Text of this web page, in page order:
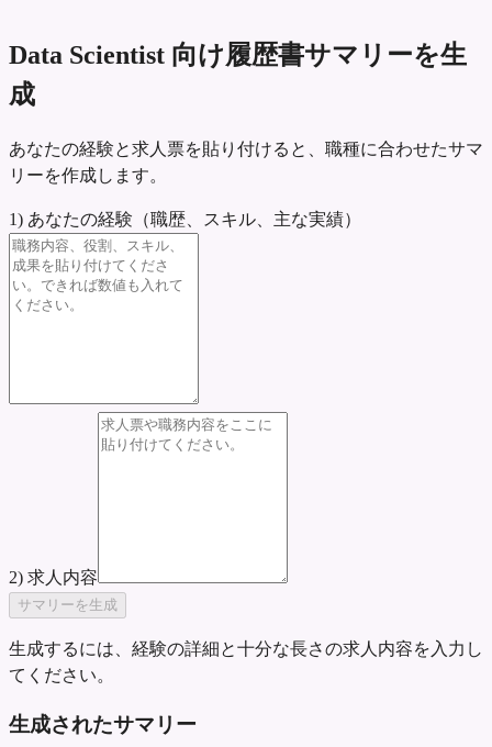
Data Scientist 向け履歴書サマリーを生
成
あなたの経験と求人票を貼り付けると、職種に合わせたサマ
リーを作成します。
1) あなたの経験（職歴、スキル、主な実績）
2) 求人内容
サマリーを生成
生成するには、経験の詳細と十分な長さの求人内容を入力し
てください。
生成されたサマリー